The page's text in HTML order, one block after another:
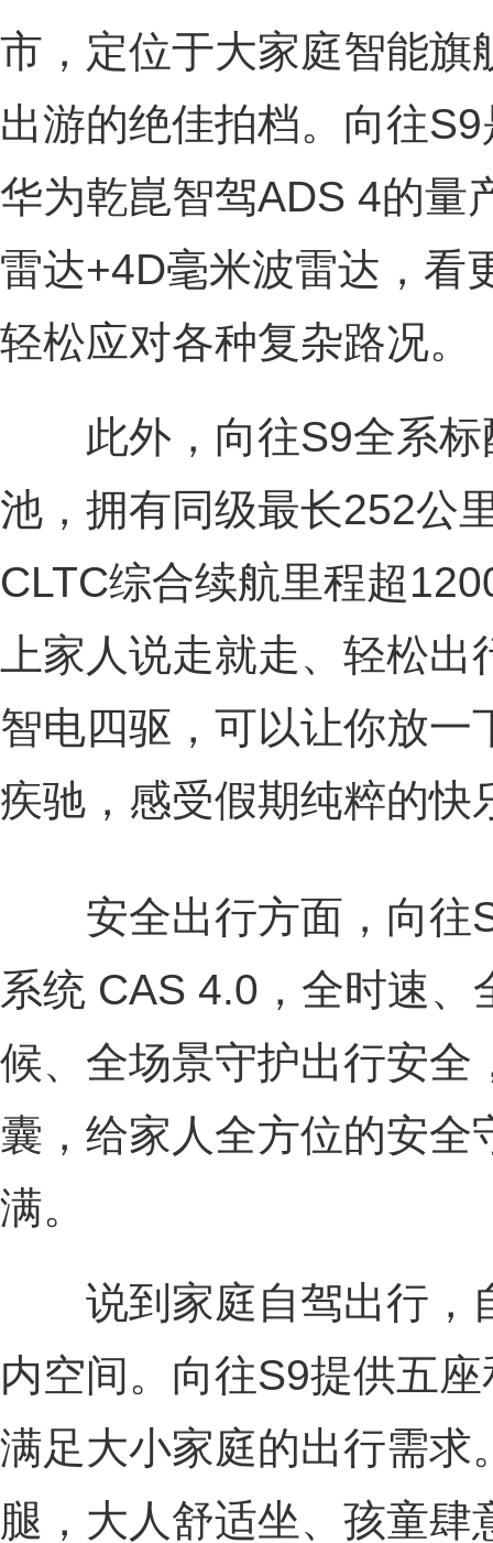
市，定位于大家庭智能旗
出游的绝佳拍档。向往
华为乾崑智驾ADS 4的量
雷达+4D毫米波雷达，看
轻松应对各种复杂路况。
此外，向往S9全系标
池，拥有同级最长252公
CLTC综合续航里程超
上家人说走就走、轻松
智电四驱，可以让你放
疾驰，感受假期纯粹的快
安全出行方面，向往
系统 CAS 4.0，全时速
候、全场景守护出行安全
囊，给家人全方位的安
满。
说到家庭自驾出行，
内空间。向往S9提供五
满足大小家庭的出行需求
腿，大人舒适坐、孩童